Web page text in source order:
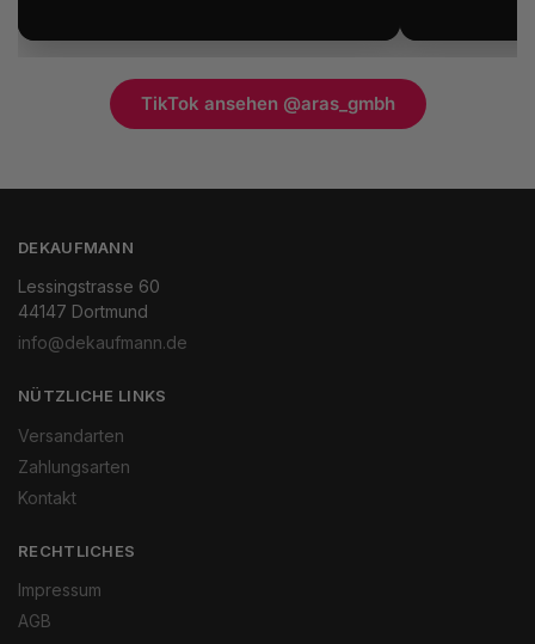
TikTok ansehen @aras_gmbh
DEKAUFMANN
Lessingstrasse 60
44147 Dortmund
info@dekaufmann.de
NÜTZLICHE LINKS
Versandarten
Zahlungsarten
Kontakt
RECHTLICHES
Impressum
AGB